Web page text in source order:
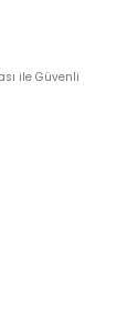
ile Güvenli